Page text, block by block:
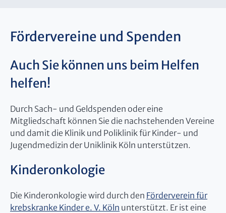
Fördervereine und Spenden
Auch Sie können uns beim Helfen
helfen!
Durch Sach- und Geldspenden oder eine
Mitgliedschaft können Sie die nachstehenden Vereine
und damit die Klinik und Poliklinik für Kinder- und
Jugendmedizin der Uniklinik Köln unterstützen.
Kinderonkologie
Die Kinderonkologie wird durch den Förderverein für
krebskranke Kinder e. V. Köln unterstützt. Er ist eine